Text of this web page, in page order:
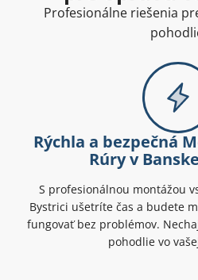
Profesionálne riešenia
Rýchla a bezpečná
Rúry v
S profesionálnou montážou
Bystrici ušetríte čas a budete
fungovať bez problémov.
pohodlie vo